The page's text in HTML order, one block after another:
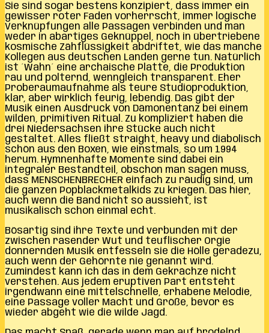
Sie sind sogar bestens konzipiert, dass immer ein
gewisser roter Faden vorherrscht, immer logische
Verknüpfungen alle Passagen verbinden und man
weder in abartiges Geknüppel, noch in übertriebene
kosmische Zähflüssigkeit abdriftet, wie das manche
Kollegen aus deutschen Landen gerne tun. Natürlich
ist ´Wahn´ eine archaische Platte, die Produktion
rau und polternd, wenngleich transparent. Eher
Proberaumaufnahme als teure Studioproduktion,
klar, aber wirklich feurig, lebendig. Das gibt der
Musik einen Ausdruck von Dämonentanz bei einem
wilden, primitiven Ritual. Zu kompliziert haben die
drei Niedersachsen ihre Stücke auch nicht
gestaltet. Alles fließt straight, heavy und diabolisch
schön aus den Boxen, wie einstmals, so um 1994
herum. Hymnenhafte Momente sind dabei ein
integraler Bestandteil, obschon man sagen muss,
dass MENSCHENBRECHER einfach zu räudig sind, um
die ganzen Popblackmetalkids zu kriegen. Das hier,
auch wenn die Band nicht so aussieht, ist
musikalisch schon einmal echt.
Bösartig sind ihre Texte und verbunden mit der
zwischen rasender Wut und teuflischer Orgie
donnernden Musik entfesseln sie die Hölle geradezu,
auch wenn der Gehörnte nie genannt wird.
Zumindest kann ich das in dem Gekrächze nicht
verstehen. Aus jedem eruptiven Part entsteht
irgendwann eine mittelschnelle, erhabene Melodie,
eine Passage voller Macht und Größe, bevor es
wieder abgeht wie die wilde Jagd.